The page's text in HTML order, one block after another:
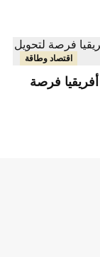
اقتصاد وطاقة
فرصة